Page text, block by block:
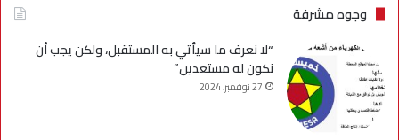
وجوه مشرفة
“لا نعرف ما سيأتي به المستقبل، ولكن يجب أن
نكون له مستعدين”
27 نوفمبر، 2024